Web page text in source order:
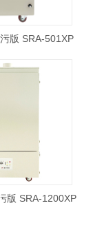
版 SRA-501XP
版 SRA-1200XP